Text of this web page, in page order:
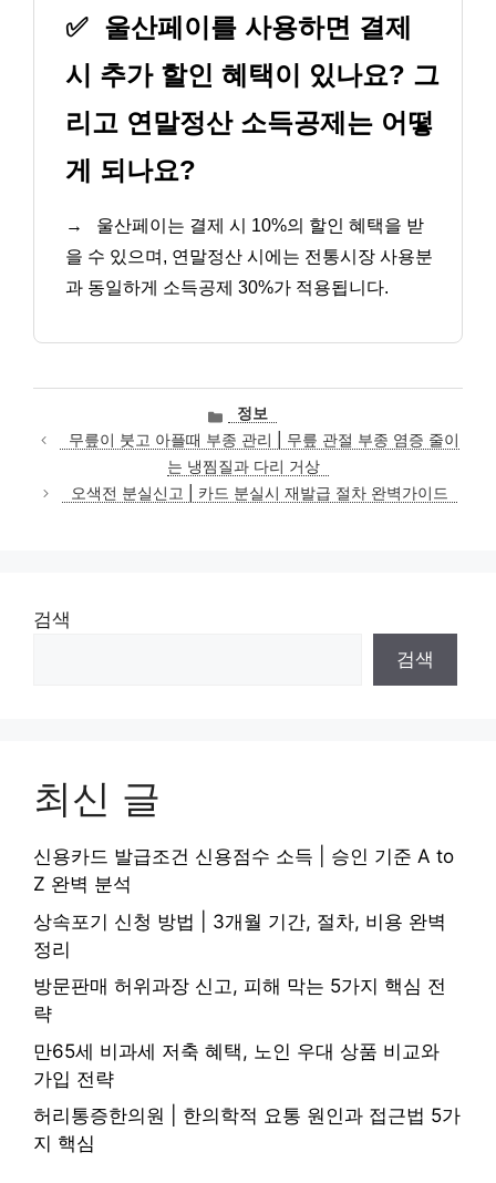
✅ 울산페이를 사용하면 결제
시 추가 할인 혜택이 있나요? 그
리고 연말정산 소득공제는 어떻
게 되나요?
→
울산페이는 결제 시 10%의 할인 혜택을 받
을 수 있으며, 연말정산 시에는 전통시장 사용분
과 동일하게 소득공제 30%가 적용됩니다.
카
테
고
리
정보
무릎이 붓고 아플때 부종 관리 | 무릎 관절 부종 염증 줄이
는 냉찜질과 다리 거상
오색전 분실신고 | 카드 분실시 재발급 절차 완벽가이드
검색
검색
최신 글
신용카드 발급조건 신용점수 소득 | 승인 기준 A to
Z 완벽 분석
상속포기 신청 방법 | 3개월 기간, 절차, 비용 완벽
정리
방문판매 허위과장 신고, 피해 막는 5가지 핵심 전
략
만65세 비과세 저축 혜택, 노인 우대 상품 비교와
가입 전략
허리통증한의원 | 한의학적 요통 원인과 접근법 5가
지 핵심